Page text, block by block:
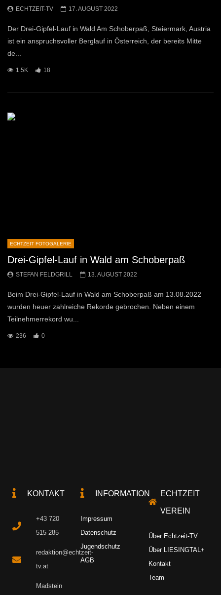
ECHTZEIT-TV 17. AUGUST 2022
Der Drei-Gipfel-Lauf in Wald Am Schoberpaß, Steiermark, Austria
ist ein anspruchsvoller Berglauf in Österreich, der bereits Mitte
de...
1.5K 18
ECHTZEIT FOTOGALERIE
Drei-Gipfel-Lauf in Wald am Schoberpaß
STEFAN FELDGRILL 13. AUGUST 2022
Beim Drei-Gipfel-Lauf in Wald am Schoberpaß am 13.08.2022
wurden heuer zahlreiche Rekorde gebrochen. Neben einem
Teilnehmerrekord wu...
236 0
KONTAKT
+43 720
515 285
redaktion@echtzeit-
tv.at
Madstein
INFORMATION
Impressum
Datenschutz
Jugendschutz
AGB
ECHTZEIT
VEREIN
Über Echtzeit-TV
Über LIESINGTAL+
Kontakt
Team